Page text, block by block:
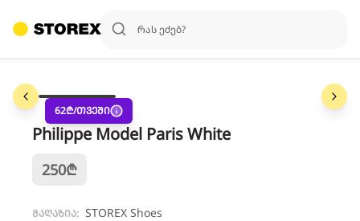
62₾/თვეში
Philippe Model Paris White
250₾
მაღაზია: STOREX Shoes